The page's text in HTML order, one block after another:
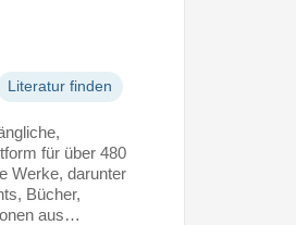
Literatur finden
für über 480
Werke, darunter
Bücher,
aus…